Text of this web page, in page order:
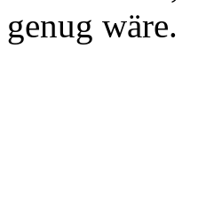
genug wäre.